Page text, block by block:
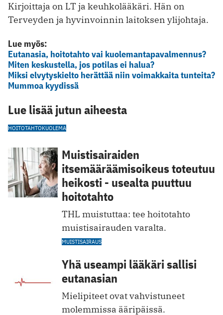
Kirjoittaja on LT ja keuhkolääkäri. Hän on
Terveyden ja hyvinvoinnin laitoksen ylijohtaja.
Lue myös:
Eutanasia, hoitotahto vai kuolemantapavalmennus?
Miten keskustella, jos potilas ei halua?
Miksi elvytyskielto herättää niin voimakkaita tunteita?
Mummoa kyydissä
Lue lisää jutun aiheesta
HOITOTAHTOKUOLEMA
Muistisairaiden
itsemääräämisoikeus toteutuu
heikosti - usealta puuttuu
hoitotahto
THL muistuttaa: tee hoitotahto
muistisairauden varalta.
MUISTISAIRAUS
Yhä useampi lääkäri sallisi
eutanasian
Mielipiteet ovat vahvistuneet
molemmissa ääripäissä.